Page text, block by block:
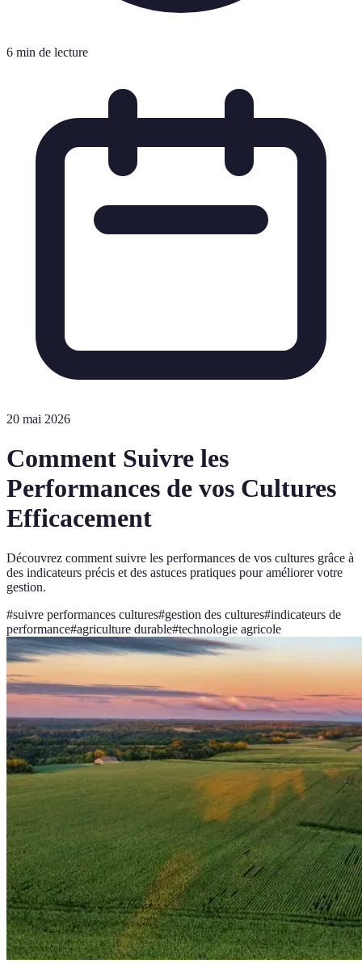
6 min de lecture
20 mai 2026
Comment Suivre les
Performances de vos Cultures
Efficacement
Découvrez comment suivre les performances de vos cultures grâce à
des indicateurs précis et des astuces pratiques pour améliorer votre
gestion.
#suivre performances cultures#gestion des cultures#indicateurs de
performance#agriculture durable#technologie agricole